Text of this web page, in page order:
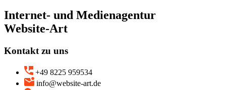
Internet- und Medienagentur
Website-Art
Kontakt zu uns
+49 8225 959534
info@website-art.de